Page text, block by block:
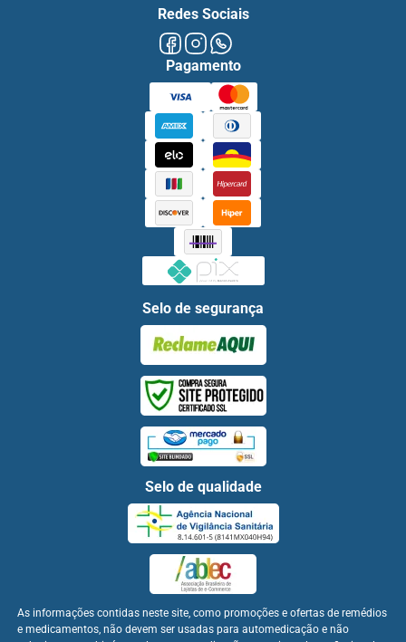
Redes Sociais
Pagamento
Selo de segurança
Selo de qualidade
As informações contidas neste site, como promoções e ofertas de remédios
e medicamentos, não devem ser usadas para automedicação e não